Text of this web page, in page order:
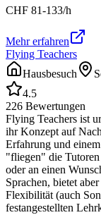
CHF 81-133/h
Mehr erfahren
Flying Teachers
Hausbesuch
4.5
226 Bewertungen
Flying Teachers ist
ihr Konzept auf
Erfahrung und
"fliegen" die
oder an einen
Sprachen, bietet
Flexibilität (auch
festangestellten